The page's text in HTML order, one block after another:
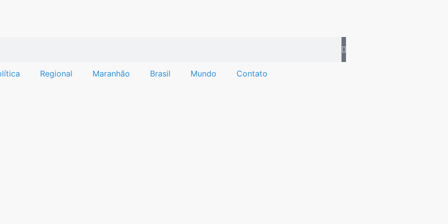
Regional Maranhão Brasil Mundo Contato